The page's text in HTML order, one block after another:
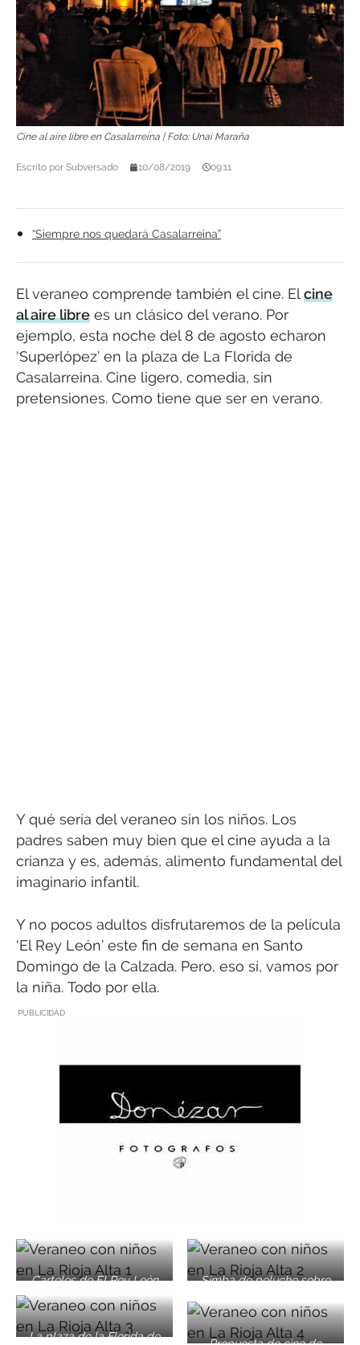
Cine al aire libre en Casalarreina | Foto: Unai Maraña
Escrito por Subversado 10/08/2019 09:11
“Siempre nos quedará Casalarreina”
El veraneo comprende también el cine. El cine
al aire libre es un clásico del verano. Por
ejemplo, esta noche del 8 de agosto echaron
‘Superlópez’ en la plaza de La Florida de
Casalarreina. Cine ligero, comedia, sin
pretensiones. Como tiene que ser en verano.
Y qué sería del veraneo sin los niños. Los
padres saben muy bien que el cine ayuda a la
crianza y es, además, alimento fundamental del
imaginario infantil.
Y no pocos adultos disfrutaremos de la película
‘El Rey León’ este fin de semana en Santo
Domingo de la Calzada. Pero, eso sí, vamos por
la niña. Todo por ella.
PUBLICIDAD
Carteles de El Rey León
en Santo Domingo | Foto:
Unai Maraña
Simba de peluche sobre
infante al fondo | Foto:
Unai Maraña
La plaza de la Florida de